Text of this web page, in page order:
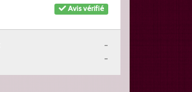
Avis vérifié
-
-